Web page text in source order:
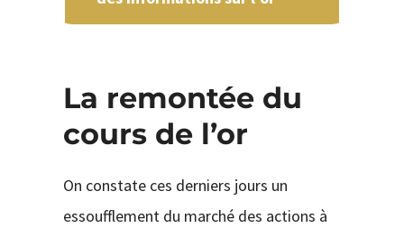
La remontée du
cours de l’or
On constate ces derniers jours un
essoufflement du marché des actions à